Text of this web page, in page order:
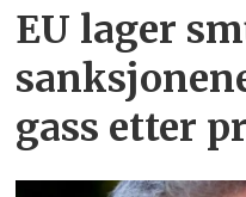
EU lager
gass etter